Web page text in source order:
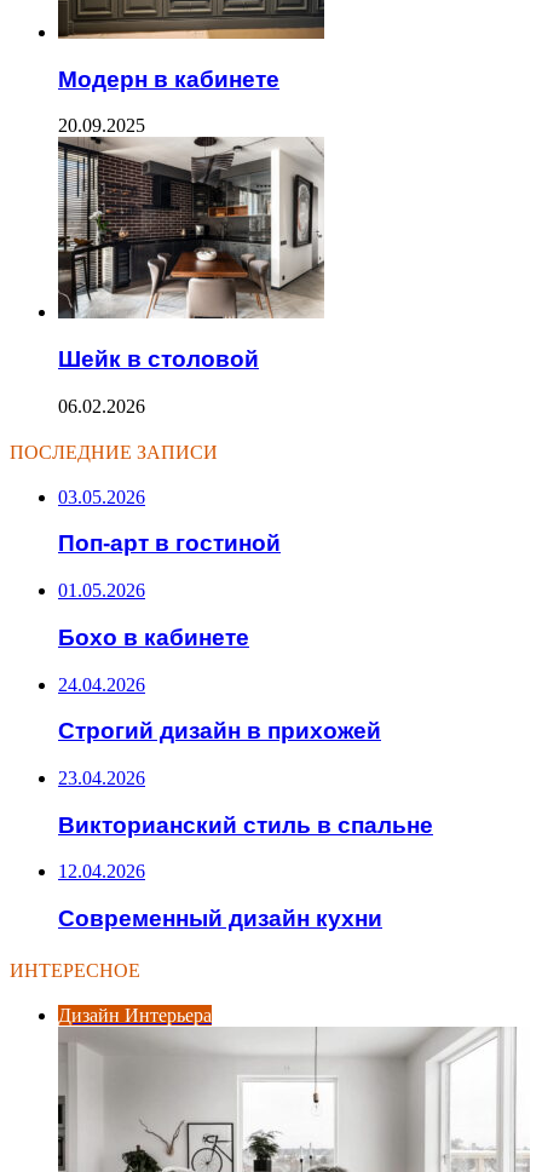
Модерн в кабинете
20.09.2025
Шейк в столовой
06.02.2026
ПОСЛЕДНИЕ ЗАПИСИ
03.05.2026
Поп-арт в гостиной
01.05.2026
Бохо в кабинете
24.04.2026
Строгий дизайн в прихожей
23.04.2026
Викторианский стиль в спальне
12.04.2026
Современный дизайн кухни
ИНТЕРЕСНОЕ
Дизайн Интерьера